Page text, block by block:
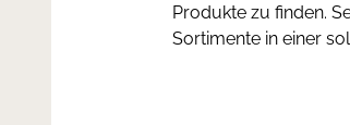
Produkte zu finden.
Sortimente in einer